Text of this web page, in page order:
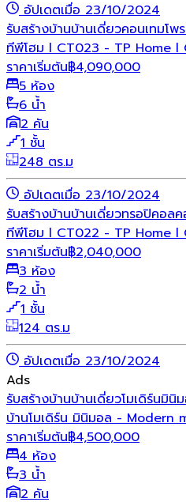
อัปเดตเมื่อ 23/10/2024
รับสร้างบ้านบ้านเดี่ยวคอนเทมโพ
ทีพีโฮม l CT023 - TP Home l
ราคาเริ่มต้น฿4,090,000
5 ห้อง
6 น้ำ
2 คัน
1 ชั้น
248 ตร.ม
อัปเดตเมื่อ 23/10/2024
รับสร้างบ้านบ้านเดี่ยวทรอปิคอลค
ทีพีโฮม l CT022 - TP Home l
ราคาเริ่มต้น฿2,040,000
3 ห้อง
2 น้ำ
1 ชั้น
124 ตร.ม
อัปเดตเมื่อ 23/10/2024
Ads
รับสร้างบ้านบ้านเดี่ยวโมเดิร์นมินิ
บ้านโมเดิร์น มินิมอล - Modern
ราคาเริ่มต้น฿4,500,000
4 ห้อง
3 น้ำ
2 คัน